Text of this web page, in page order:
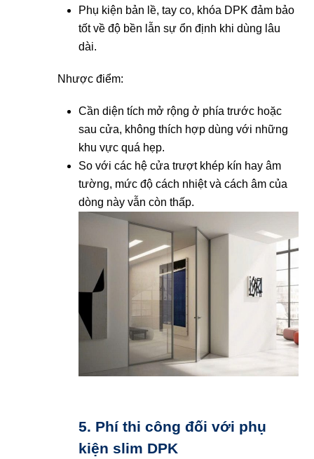
Phụ kiện bản lề, tay co, khóa DPK đảm bảo
tốt về độ bền lẫn sự ổn định khi dùng lâu
dài.
Nhược điểm:
Cần diện tích mở rộng ở phía trước hoặc
sau cửa, không thích hợp dùng với những
khu vực quá hẹp.
So với các hệ cửa trượt khép kín hay âm
tường, mức độ cách nhiệt và cách âm của
dòng này vẫn còn thấp.
5. Phí thi công đối với phụ
kiện slim DPK